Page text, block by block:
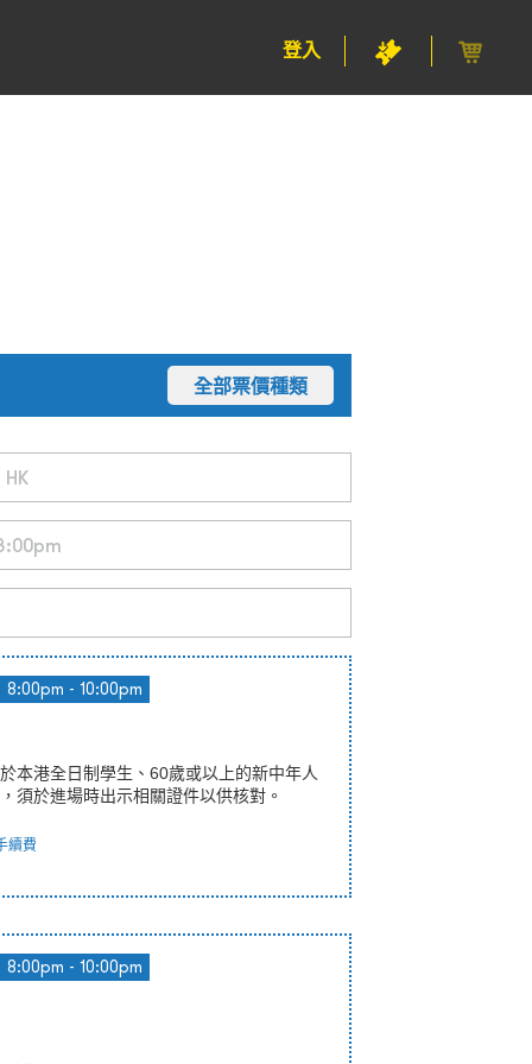
登入
全部票價種類
8:00pm - 10:00pm
本港全日制學生、60歲或以上的新中年人
須於進場時出示相關證件以供核對。
續費
8:00pm - 10:00pm